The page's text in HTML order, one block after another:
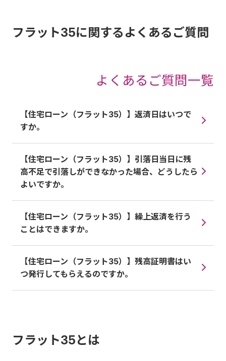
フラット35に関するよくあるご質問
よくあるご質問一覧
【住宅ローン（フラット35）】返済日はいつで
すか。
【住宅ローン（フラット35）】引落日当日に残
高不足で引落しができなかった場合、どうしたら
よいですか。
【住宅ローン（フラット35）】繰上返済を行う
ことはできますか。
【住宅ローン（フラット35）】残高証明書はい
つ発行してもらえるのですか。
フラット35とは